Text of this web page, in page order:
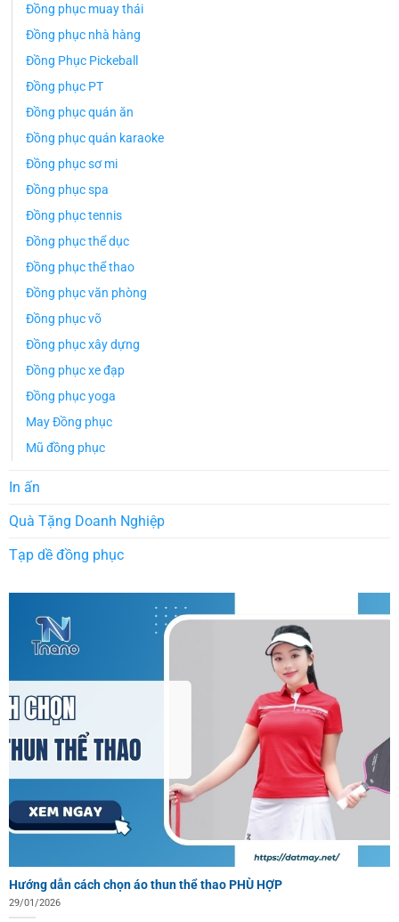
Đồng phục muay thái
Đồng phục nhà hàng
Đồng Phục Pickeball
Đồng phục PT
Đồng phục quán ăn
Đồng phục quán karaoke
Đồng phục sơ mi
Đồng phục spa
Đồng phục tennis
Đồng phục thể dục
Đồng phục thể thao
Đồng phục văn phòng
Đồng phục võ
Đồng phục xây dựng
Đồng phục xe đạp
Đồng phục yoga
May Đồng phục
Mũ đồng phục
In ấn
Quà Tặng Doanh Nghiệp
Tạp dề đồng phục
Hướng dẫn cách chọn áo thun thể thao PHÙ HỢP
29/01/2026